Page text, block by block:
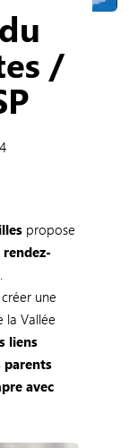
/
propose
une
la Vallée
liens
parents
avec